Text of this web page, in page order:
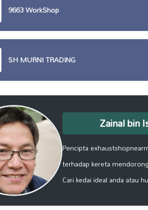
9663 WorkShop
SH MURNI TRADING
Zainal bin
Pencipta
terhadap kereta
Cari kedai ideal anda atau